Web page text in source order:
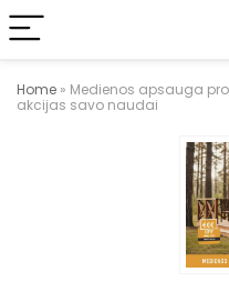
Home » Medienos apsauga
akcijas savo naudai